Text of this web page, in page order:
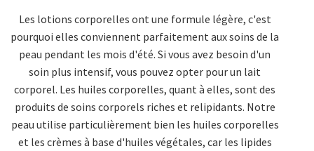
Les lotions corporelles ont une formule légère, c'est
pourquoi elles conviennent parfaitement aux soins de la
peau pendant les mois d'été. Si vous avez besoin d'un
soin plus intensif, vous pouvez opter pour un lait
corporel. Les huiles corporelles, quant à elles, sont des
produits de soins corporels riches et relipidants. Notre
peau utilise particulièrement bien les huiles corporelles
et les crèmes à base d'huiles végétales, car les lipides